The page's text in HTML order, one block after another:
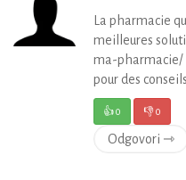
La pharmacie
meilleures
ma-pharmacie/
pour des
👍0 👎0
Odgovori ⇾